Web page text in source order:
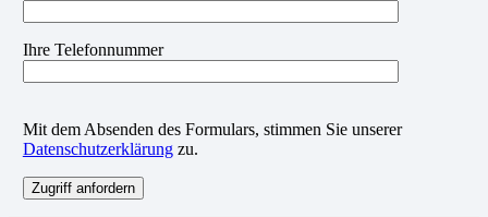
Ihre Telefonnummer
i
t
Mit dem Absenden des Formulars, stimmen Sie unserer
Datenschutzerklärungzu.